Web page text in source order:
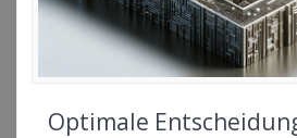
Optimale